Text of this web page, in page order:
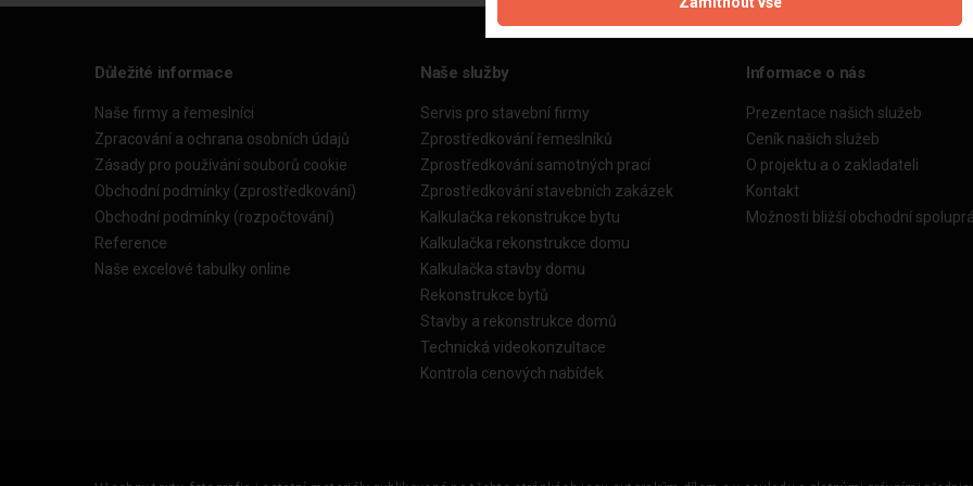
Důležité informace
Naše firmy a řemeslníci
Zpracování a ochrana osobních údajů
Zásady pro používání souborů cookie
Obchodní podmínky (zprostředkování)
Obchodní podmínky (rozpočtování)
Reference
Naše excelové tabulky online
Naše služby
Servis pro stavební firmy
Zprostředkování řemeslníků
Zprostředkování samotných prací
Zprostředkování stavebních zakázek
Kalkulačka rekonstrukce bytu
Kalkulačka rekonstrukce domu
Kalkulačka stavby domu
Rekonstrukce bytů
Stavby a rekonstrukce domů
Technická videokonzultace
Kontrola cenových nabídek
Informace o nás
Prezentace našich služeb
Ceník našich služeb
O projektu a o zakladateli
Kontakt
Možnosti bližší obchodní